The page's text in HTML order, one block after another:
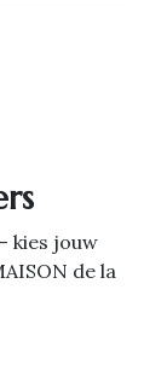
kies jouw
de la